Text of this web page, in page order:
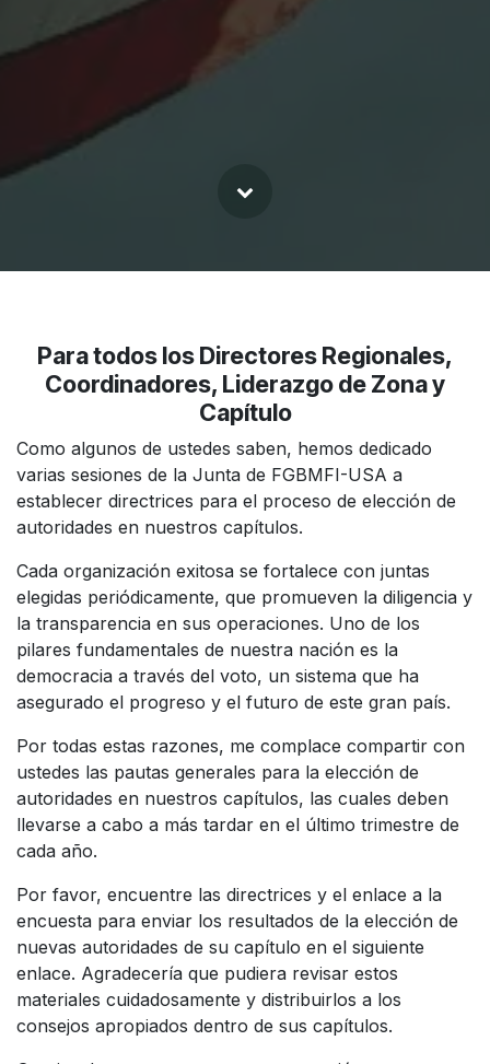
Para todos los Directores Regionales,
Coordinadores, Liderazgo de Zona y
Capítulo
Como algunos de ustedes saben, hemos dedicado
varias sesiones de la Junta de FGBMFI-USA a
establecer directrices para el proceso de elección de
autoridades en nuestros capítulos.
Cada organización exitosa se fortalece con juntas
elegidas periódicamente, que promueven la diligencia y
la transparencia en sus operaciones. Uno de los
pilares fundamentales de nuestra nación es la
democracia a través del voto, un sistema que ha
asegurado el progreso y el futuro de este gran país.
Por todas estas razones, me complace compartir con
ustedes las pautas generales para la elección de
autoridades en nuestros capítulos, las cuales deben
llevarse a cabo a más tardar en el último trimestre de
cada año.
Por favor, encuentre las directrices y el enlace a la
encuesta para enviar los resultados de la elección de
nuevas autoridades de su capítulo en el siguiente
enlace. Agradecería que pudiera revisar estos
materiales cuidadosamente y distribuirlos a los
consejos apropiados dentro de sus capítulos.